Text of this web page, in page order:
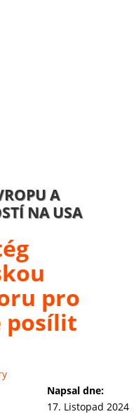
A
NA USA
pro
posílit
Napsal dne:
17. Listopad 2024